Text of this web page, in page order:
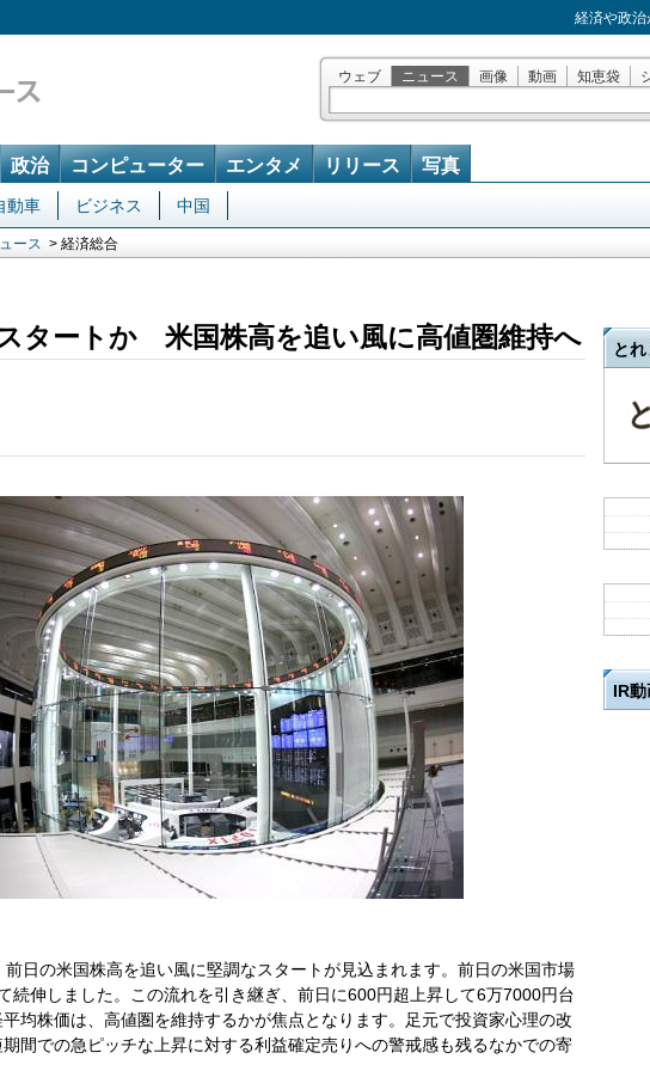
経済や政
ウェブ ニュース 画像 動画 知恵袋
政治 コンピューター エンタメ リリース 写真
動車 ビジネス 中国
ース > 経済総合
タートか 米国株高を追い風に高値圏維持へ
日の米国株高を追い風に堅調なスタートが見込まれます。前日の米国市場
続伸しました。この流れを引き継ぎ、前日に600円超上昇して6万7000円台
均株価は、高値圏を維持するかが焦点となります。足元で投資家心理の改
間での急ピッチな上昇に対する利益確定売りへの警戒感も残るなかでの寄
とれ
IR動